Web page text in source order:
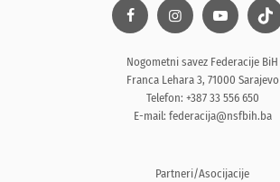
Nogometni savez Federacije BiH
Franca Lehara 3, 71000 Sarajevo
Telefon: +387 33 556 650
E-mail: federacija@nsfbih.ba
Partneri/Asocijacije